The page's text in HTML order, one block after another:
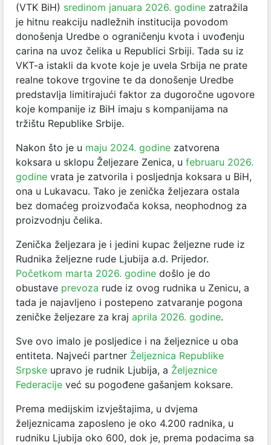
(VTK BiH) sredinom januara 2026. godine zatražila
je hitnu reakciju nadležnih institucija povodom
donošenja Uredbe o ograničenju kvota i uvođenju
carina na uvoz čelika u Republici Srbiji. Tada su iz
VKT-a istakli da kvote koje je uvela Srbija ne prate
realne tokove trgovine te da donošenje Uredbe
predstavlja limitirajući faktor za dugoročne ugovore
koje kompanije iz BiH imaju s kompanijama na
tržištu Republike Srbije.
Nakon što je u maju 2024. godine zatvorena
koksara u sklopu Željezare Zenica, u februaru 2026.
godine vrata je zatvorila i posljednja koksara u BiH,
ona u Lukavacu. Tako je zenička željezara ostala
bez domaćeg proizvođača koksa, neophodnog za
proizvodnju čelika.
Zenička željezara je i jedini kupac željezne rude iz
Rudnika željezne rude Ljubija a.d. Prijedor.
Početkom marta 2026. godine došlo je do
obustave prevoza rude iz ovog rudnika u Zenicu, a
tada je najavljeno i postepeno zatvaranje pogona
zeničke željezare za kraj aprila 2026. godine.
Sve ovo imalo je posljedice i na željeznice u oba
entiteta. Najveći partner Željeznica Republike
Srpske upravo je rudnik Ljubija, a Željeznice
Federacije već su pogođene gašanjem koksare.
Prema medijskim izvještajima, u dvjema
željeznicama zaposleno je oko 4.200 radnika, u
rudniku Ljubija oko 600, dok je, prema podacima sa